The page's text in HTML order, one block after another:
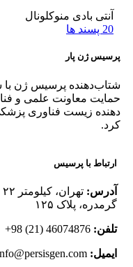
آنتی بادی منوکلونال
20 پسند ها
پرسیس ژن پار
شتاب‌دهنده پرسیس ژن
حمایت معاونت علمی و
کرد.
ارتباط با پرسیس
آدرس:
گرمدره، پلاک ۱۲۵
تلفن:
ایمیل: